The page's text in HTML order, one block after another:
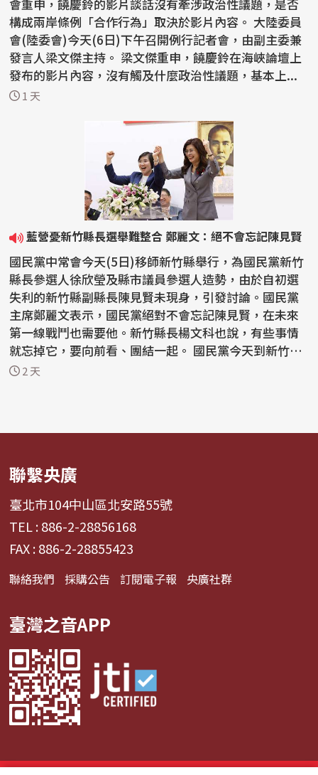
會重申，饒慶鈴的影片談話沒有牽涉政治性議題，是否
構成兩岸條例「合作行為」取決於影片內容。 大陸委員
會(陸委會)今天(6日)下午召開例行記者會，由副主委兼
發言人梁文傑主持。 梁文傑重申，饒慶鈴在海峽論壇上
發布的影片內容，沒有觸及什麼政治性議題，基本上...
1 天
藍營憂新竹縣長選舉難整合 鄭麗文：絕不會忘記陳見賢
國民黨中常會今天(5日)移師新竹縣舉行，為國民黨新竹
縣長參選人徐欣瑩及縣市議員參選人造勢，由於自初選
失利的新竹縣副縣長陳見賢未現身，引發討論。國民黨
主席鄭麗文表示，國民黨絕對不會忘記陳見賢，在未來
第一線戰鬥也需要他。新竹縣長楊文科也說，有些事情
就忘掉它，要向前看、團結一起。 國民黨今天到新竹縣
舉行...
2 天
聯繫央廣
臺北市104中山區北安路55號
TEL : 886-2-28856168
FAX : 886-2-28855423
聯絡我們 採購公告 訂閱電子報 央廣社群
臺灣之音APP